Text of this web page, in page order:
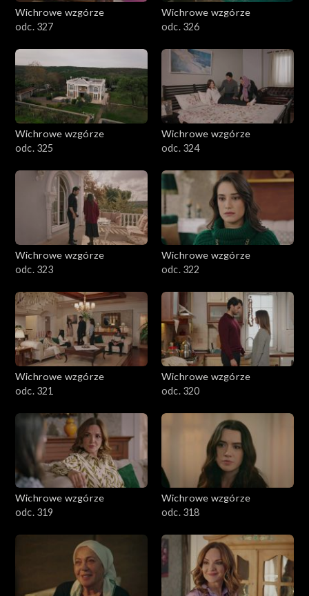
Wichrowe wzgórze
odc. 327
Wichrowe wzgórze
odc. 326
Wichrowe wzgórze
odc. 325
Wichrowe wzgórze
odc. 324
Wichrowe wzgórze
odc. 323
Wichrowe wzgórze
odc. 322
Wichrowe wzgórze
odc. 321
Wichrowe wzgórze
odc. 320
Wichrowe wzgórze
odc. 319
Wichrowe wzgórze
odc. 318